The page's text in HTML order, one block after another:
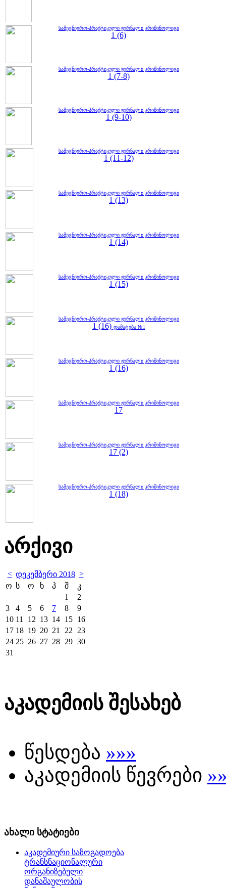
სამეცნიერო-პრაქტიკული ჟურნალი კრიმინოლიგი
1 (6)
სამეცნიერო-პრაქტიკული ჟურნალი კრიმინოლიგი
1 (7-8)
სამეცნიერო-პრაქტიკული ჟურნალი კრიმინოლიგი
1 (9-10)
სამეცნიერო-პრაქტიკული ჟურნალი კრიმინოლიგი
1 (11-12)
სამეცნიერო-პრაქტიკული ჟურნალი კრიმინოლიგი
1 (13)
სამეცნიერო-პრაქტიკული ჟურნალი კრიმინოლიგი
1 (14)
სამეცნიერო-პრაქტიკული ჟურნალი კრიმინოლიგი
1 (15)
სამეცნიერო-პრაქტიკული ჟურნალი კრიმინოლიგი
1 (16) დამატება №1
სამეცნიერო-პრაქტიკული ჟურნალი კრიმინოლიგი
1 (16)
სამეცნიერო-პრაქტიკული ჟურნალი კრიმინოლიგი
17
სამეცნიერო-პრაქტიკული ჟურნალი კრიმინოლიგი
17 (2)
სამეცნიერო-პრაქტიკული ჟურნალი კრიმინოლიგი
1 (18)
არქივი
< დეკემბერი 2018 >
ო ს ო ხ პ შ
კ
1
2
3
4 5 6 7 8
9
10 11 12 13 14 15 16
17 18 19 20 21 22
23
24 25 26 27 28 29 30
31
აკადემიის შესახებ
წესდება »»»
აკადემიის წევრები
ახალი სტატიები
აკადემიური საზოგადოება
ტრანსნაციონალური
ორგანიზებული
დანაშაულობის